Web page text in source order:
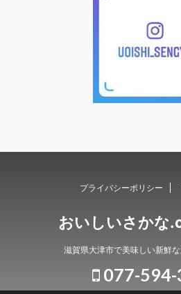
プライバシーポリシー
おいしいさか
滋賀県大津市で美味しい新鮮
077-